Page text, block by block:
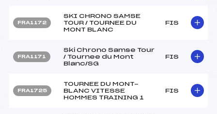
FRA1172
SKI CHRONO SAMSE
TOUR / TOURNEE DU
MONT BLANC
FIS
FRA1171
Ski Chrono Samse Tour
/ Tournee du Mont
Blanc/SG
FIS
FRA1725
TOURNEE DU MONT-
BLANC VITESSE
HOMMES TRAINING 1
FIS